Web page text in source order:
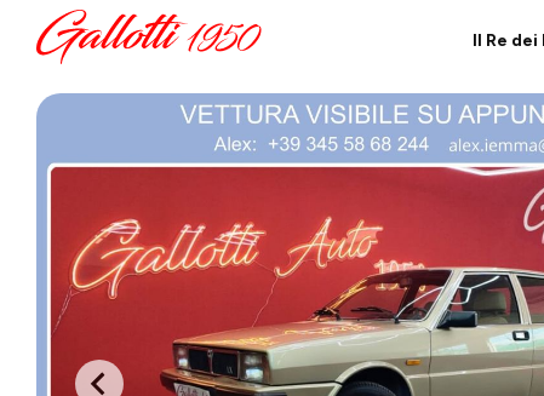
Il Re dei